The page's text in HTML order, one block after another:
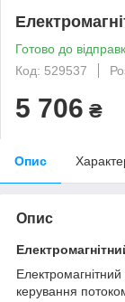
Готово до
Код: 529537
5 706 ₴
Опис
Опис
керування